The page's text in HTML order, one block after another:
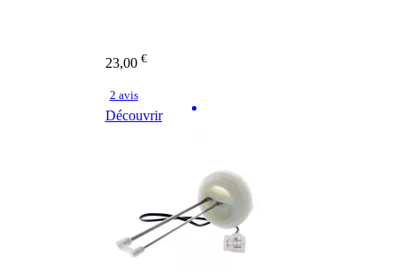
23,00 €
2 avis
Découvrir